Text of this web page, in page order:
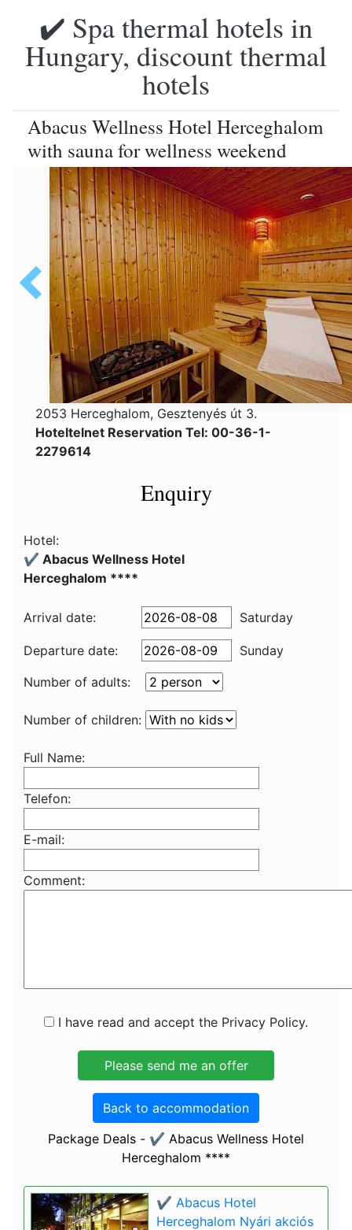
✔️ Spa thermal hotels in
Hungary, discount thermal
hotels
Abacus Wellness Hotel Herceghalom
with sauna for wellness weekend
2053 Herceghalom, Gesztenyés út 3.
Hoteltelnet Reservation Tel: 00-36-1-
2279614
Enquiry
Hotel:
✔️ Abacus Wellness Hotel
Herceghalom ****
Arrival date: Saturday
Departure date:
Sunday
Number of adults:
Number of children:
Full Name:
Telefon:
E-mail:
Comment:
I have read and accept the Privacy Policy.
Back to accommodation
Package Deals - ✔️ Abacus Wellness Hotel
Herceghalom ****
✔️ Abacus Hotel
Herceghalom Nyári akciós